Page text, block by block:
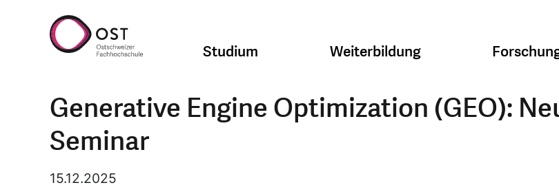
Studium Weiterbildung
Generative Engine Optimization (GEO):
Seminar
15.12.2025